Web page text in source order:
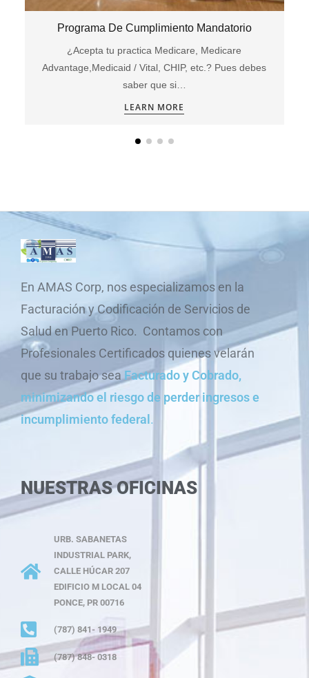
Programa De Cumplimiento Mandatorio
¿Acepta tu practica Medicare, Medicare
Advantage,Medicaid / Vital, CHIP, etc.? Pues debes
saber que si…
LEARN MORE
En AMAS Corp, nos especializamos en la
Facturación y Codificación de Servicios de
Salud en Puerto Rico. Contamos con
Profesionales Certificados quienes velarán
que su trabajo seaFacturado y Cobrado,
minimizando el riesgo de perder ingresos e
incumplimiento federal .
NUESTRAS OFICINAS
URB. SABANETAS
INDUSTRIAL PARK,
CALLE HÚCAR 207
EDIFICIO M LOCAL 04
PONCE, PR 00716
(787) 841- 1949
(787) 848- 0318